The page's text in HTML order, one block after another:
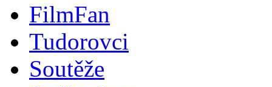
FilmFan
Tudorovci
Soutěže